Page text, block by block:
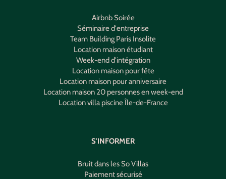
Airbnb Soirée
Séminaire d'entreprise
Team Building Paris Insolite
Location maison étudiant
Week-end d'intégration
Location maison pour fête
Location maison pour anniversaire
Location maison 20 personnes en week-end
Location villa piscine Île-de-France
S'INFORMER
Bruit dans les So Villas
Paiement sécurisé